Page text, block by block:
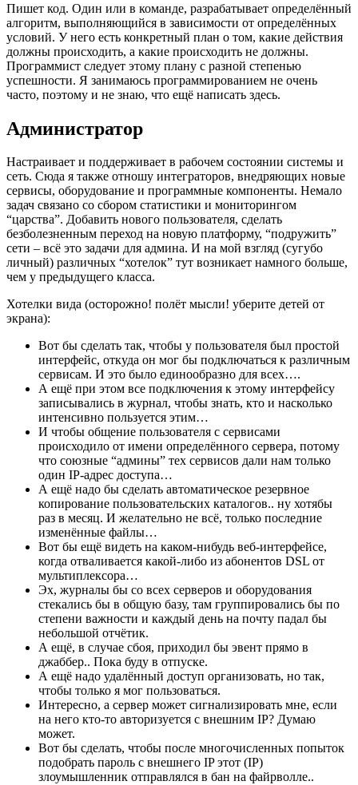
Пишет код. Один или в команде, разрабатывает определённый
алгоритм, выполняющийся в зависимости от определённых
условий. У него есть конкретный план о том, какие действия
должны происходить, а какие происходить не должны.
Программист следует этому плану с разной степенью
успешности. Я занимаюсь программированием не очень
часто, поэтому и не знаю, что ещё написать здесь.
Администратор
Настраивает и поддерживает в рабочем состоянии системы и
сеть. Сюда я также отношу интеграторов, внедряющих новые
сервисы, оборудование и программные компоненты. Немало
задач связано со сбором статистики и мониторингом
“царства”. Добавить нового пользователя, сделать
безболезненным переход на новую платформу, “подружить”
сети – всё это задачи для админа. И на мой взгляд (сугубо
личный) различных “хотелок” тут возникает намного больше,
чем у предыдущего класса.
Хотелки вида (осторожно! полёт мысли! уберите детей от
экрана):
Вот бы сделать так, чтобы у пользователя был простой
интерфейс, откуда он мог бы подключаться к различным
сервисам. И это было единообразно для всех….
А ещё при этом все подключения к этому интерфейсу
записывались в журнал, чтобы знать, кто и насколько
интенсивно пользуется этим…
И чтобы общение пользователя с сервисами
происходило от имени определённого сервера, потому
что союзные “админы” тех сервисов дали нам только
один IP-адрес доступа…
А ещё надо бы сделать автоматическое резервное
копирование пользовательских каталогов.. ну хотябы
раз в месяц. И желательно не всё, только последние
изменённые файлы…
Вот бы ещё видеть на каком-нибудь веб-интерфейсе,
когда отваливается какой-либо из абонентов DSL от
мультиплексора…
Эх, журналы бы со всех серверов и оборудования
стекались бы в общую базу, там группировались бы по
степени важности и каждый день на почту падал бы
небольшой отчётик.
А ещё, в случае сбоя, приходил бы эвент прямо в
джаббер.. Пока буду в отпуске.
А ещё надо удалённый доступ организовать, но так,
чтобы только я мог пользоваться.
Интересно, а сервер может сигнализировать мне, если
на него кто-то авторизуется с внешним IP? Думаю
может.
Вот бы сделать, чтобы после многочисленных попыток
подобрать пароль с внешнего IP этот (IP)
злоумышленник отправлялся в бан на файрволле..